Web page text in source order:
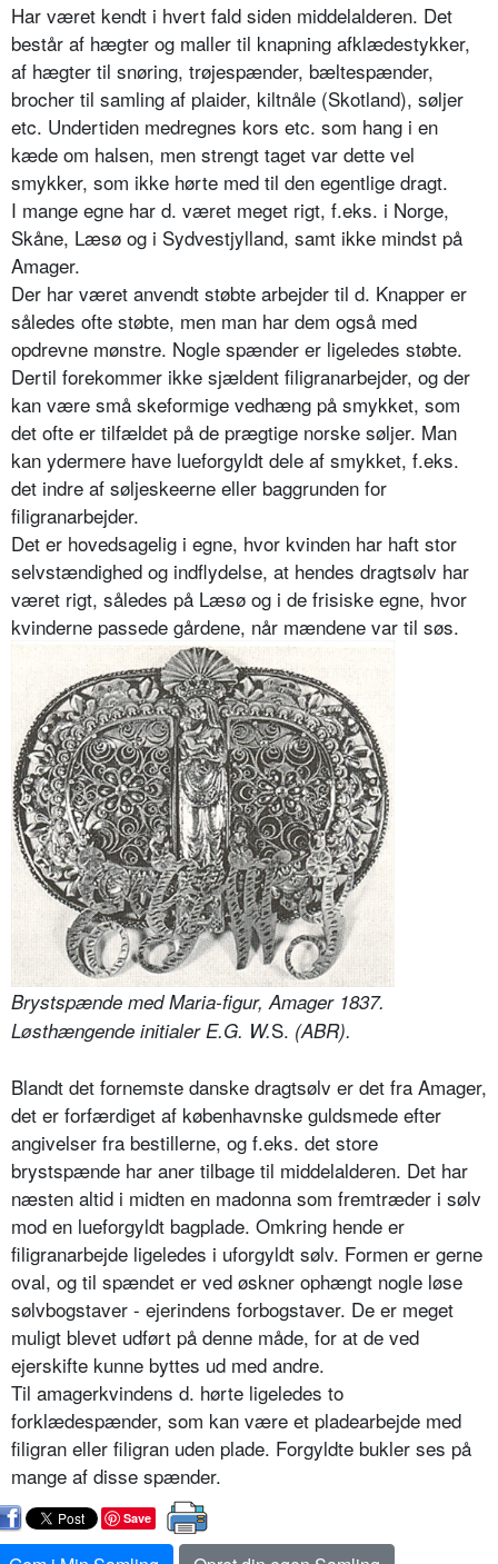
Har været kendt i hvert fald siden middelalderen. Det
består af hægter og maller til knapning afklædestykker,
af hægter til snøring, trøjespænder, bæltespænder,
brocher til samling af plaider, kiltnåle (Skotland), søljer
etc. Undertiden medregnes kors etc. som hang i en
kæde om halsen, men strengt taget var dette vel
smykker, som ikke hørte med til den egentlige dragt.
I mange egne har d. været meget rigt, f.eks. i Norge,
Skåne, Læsø og i Sydvestjylland, samt ikke mindst på
Amager.
Der har været anvendt støbte arbejder til d. Knapper er
således ofte støbte, men man har dem også med
opdrevne mønstre. Nogle spænder er ligeledes støbte.
Dertil forekommer ikke sjældent filigranarbejder, og der
kan være små skeformige vedhæng på smykket, som
det ofte er tilfældet på de prægtige norske søljer. Man
kan ydermere have lueforgyldt dele af smykket, f.eks.
det indre af søljeskeerne eller baggrunden for
filigranarbejder.
Det er hovedsagelig i egne, hvor kvinden har haft stor
selvstændighed og indflydelse, at hendes dragtsølv har
været rigt, således på Læsø og i de frisiske egne, hvor
kvinderne passede gårdene, når mændene var til søs.
Brystspænde med Maria-figur, Amager 1837.
Løsthængende initialer E.G. W.S. (ABR).
Blandt det fornemste danske dragtsølv er det fra Amager,
det er forfærdiget af københavnske guldsmede efter
angivelser fra bestillerne, og f.eks. det store
brystspænde har aner tilbage til middelalderen. Det har
næsten altid i midten en madonna som fremtræder i sølv
mod en lueforgyldt bagplade. Omkring hende er
filigranarbejde ligeledes i uforgyldt sølv. Formen er gerne
oval, og til spændet er ved øskner ophængt nogle løse
sølvbogstaver - ejerindens forbogstaver. De er meget
muligt blevet udført på denne måde, for at de ved
ejerskifte kunne byttes ud med andre.
Til amagerkvindens d. hørte ligeledes to
forklædespænder, som kan være et pladearbejde med
filigran eller filigran uden plade. Forgyldte bukler ses på
mange af disse spænder.
Save